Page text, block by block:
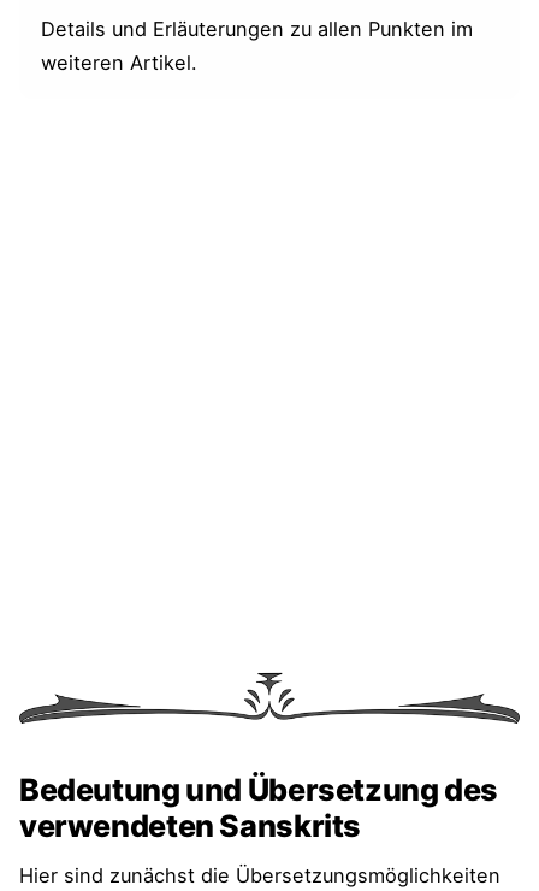
Ergänzungen und Fragen von dir zur Sutra
Details und Erläuterungen zu allen Punkten im
weiteren Artikel.
Bedeutung und Übersetzung des
verwendeten Sanskrits
Hier sind zunächst die Übersetzungsmöglichkeiten